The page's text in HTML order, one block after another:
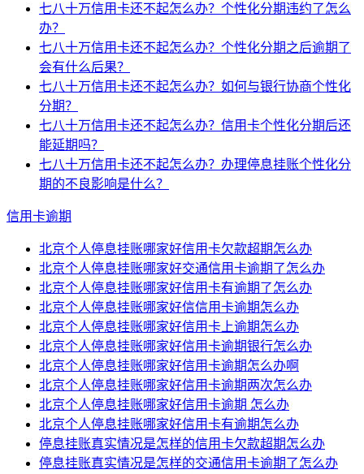
七八十万信用卡还不起怎么办？个性化分期违约了怎么
办？
七八十万信用卡还不起怎么办？个性化分期之后逾期了
会有什么后果？
七八十万信用卡还不起怎么办？如何与银行协商个性化
分期？
七八十万信用卡还不起怎么办？信用卡个性化分期后还
能延期吗？
七八十万信用卡还不起怎么办？办理停息挂账个性化分
期的不良影响是什么？
信用卡逾期
北京个人停息挂账哪家好信用卡欠款超期怎么办
北京个人停息挂账哪家好交通信用卡逾期了怎么办
北京个人停息挂账哪家好信用卡有逾期了怎么办
北京个人停息挂账哪家好信信用卡逾期怎么办
北京个人停息挂账哪家好信用卡上逾期怎么办
北京个人停息挂账哪家好信用卡逾期银行怎么办
北京个人停息挂账哪家好信用卡逾期怎么办啊
北京个人停息挂账哪家好信用卡逾期两次怎么办
北京个人停息挂账哪家好信用卡逾期 怎么办
北京个人停息挂账哪家好信用卡有逾期怎么办
停息挂账真实情况是怎样的信用卡欠款超期怎么办
停息挂账真实情况是怎样的交通信用卡逾期了怎么办